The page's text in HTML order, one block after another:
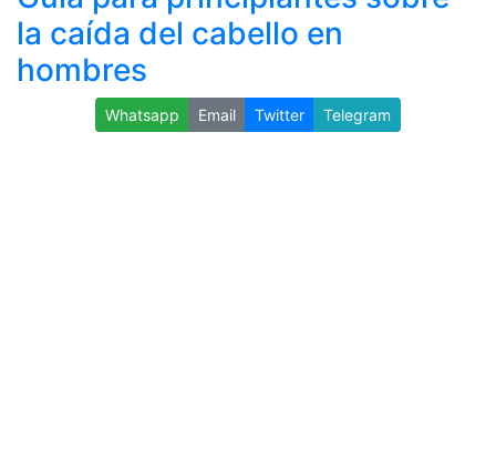
la caída del cabello en
hombres
Whatsapp Email Twitter Telegram